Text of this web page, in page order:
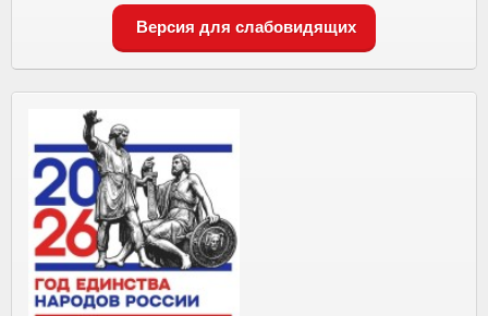
Версия для слабовидящих